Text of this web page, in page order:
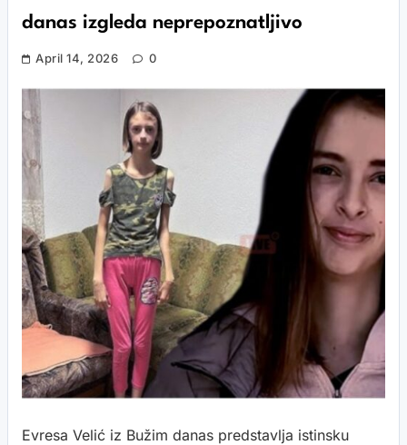
danas izgleda neprepoznatljivo
April 14, 2026 0
Evresa Velić iz Bužim danas predstavlja istinsku